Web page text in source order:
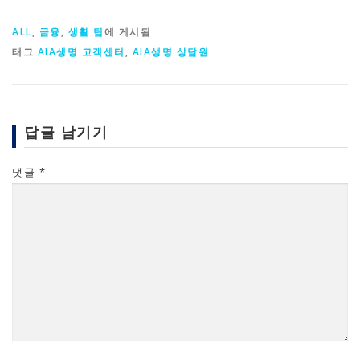
ALL, 금융, 생활 팁에 게시됨
태그 AIA생명 고객센터 , AIA생명 상담원
답글 남기기
댓글 *